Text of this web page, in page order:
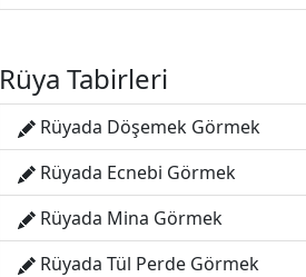
Rüya Tabirleri
Rüyada Döşemek Görmek
Rüyada Ecnebi Görmek
Rüyada Mina Görmek
Rüyada Tül Perde Görmek